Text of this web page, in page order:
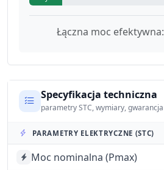
Łączna moc efektywna:
Specyfikacja techniczna
parametry STC, wymiary, gwarancja
PARAMETRY ELEKTRYCZNE (STC)
Moc nominalna (Pmax)